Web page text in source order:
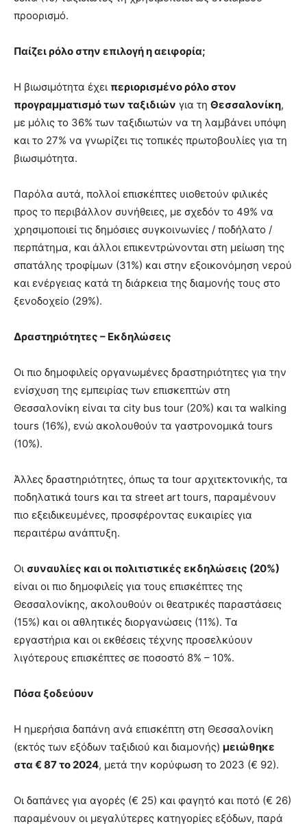
προορισμό.
Παίζει ρόλο στην επιλογή η αειφορία;
Η βιωσιμότητα έχει περιορισμένο ρόλο στον
προγραμματισμό των ταξιδιών για τη Θεσσαλονίκη,
με μόλις το 36% των ταξιδιωτών να τη λαμβάνει υπόψη
και το 27% να γνωρίζει τις τοπικές πρωτοβουλίες για τη
βιωσιμότητα.
Παρόλα αυτά, πολλοί επισκέπτες υιοθετούν φιλικές
προς το περιβάλλον συνήθειες, με σχεδόν το 49% να
χρησιμοποιεί τις δημόσιες συγκοινωνίες / ποδήλατο /
περπάτημα, και άλλοι επικεντρώνονται στη μείωση της
σπατάλης τροφίμων (31%) και στην εξοικονόμηση νερού
και ενέργειας κατά τη διάρκεια της διαμονής τους στο
ξενοδοχείο (29%).
Δραστηριότητες – Εκδηλώσεις
Οι πιο δημοφιλείς οργανωμένες δραστηριότητες για την
ενίσχυση της εμπειρίας των επισκεπτών στη
Θεσσαλονίκη είναι τα city bus tour (20%) και τα walking
tours (16%), ενώ ακολουθούν τα γαστρονομικά tours
(10%).
Άλλες δραστηριότητες, όπως τα tour αρχιτεκτονικής, τα
ποδηλατικά tours και τα street art tours, παραμένουν
πιο εξειδικευμένες, προσφέροντας ευκαιρίες για
περαιτέρω ανάπτυξη.
Οι συναυλίες και οι πολιτιστικές εκδηλώσεις (20%)
είναι οι πιο δημοφιλείς για τους επισκέπτες της
Θεσσαλονίκης, ακολουθούν οι θεατρικές παραστάσεις
(15%) και οι αθλητικές διοργανώσεις (11%). Τα
εργαστήρια και οι εκθέσεις τέχνης προσελκύουν
λιγότερους επισκέπτες σε ποσοστό 8% – 10%.
Πόσα ξοδεύουν
Η ημερήσια δαπάνη ανά επισκέπτη στη Θεσσαλονίκη
(εκτός των εξόδων ταξιδιού και διαμονής) μειώθηκε
στα € 87 το 2024, μετά την κορύφωση το 2023 (€ 92).
Οι δαπάνες για αγορές (€ 25) και φαγητό και ποτό (€ 26)
παραμένουν οι μεγαλύτερες κατηγορίες εξόδων, παρά